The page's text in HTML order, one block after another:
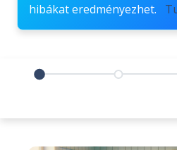
hibákat eredményezhet.